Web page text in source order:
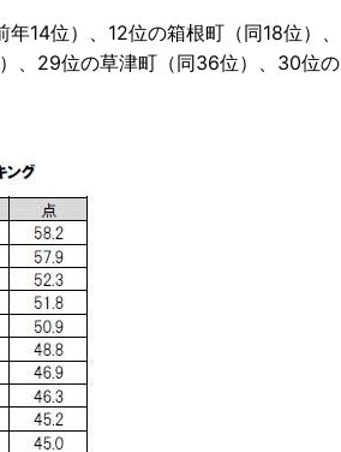
14位）、12位の箱根町（同18位）、
、29位の草津町（同36位）、30位の